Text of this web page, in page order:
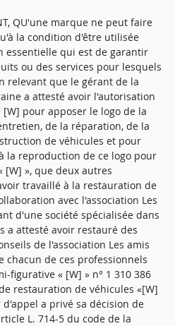
QU'une marque ne peut faire
la condition d'être utilisée
essentielle qui est de garantir
ou des services pour lesquels
relevant que le gérant de la
a attesté avoir l'autorisation
pour apposer le logo de la
de la réparation, de la
de véhicules et pour
la reproduction de ce logo pour
[W] », que deux autres
travaillé à la restauration de
avec l'association Les
d'une société spécialisée dans
a attesté avoir restauré des
de l'association Les amis
chacun de ces professionnels
figurative « [W] » n° 1 310 386
restauration de véhicules «[W]
a privé sa décision de
L. 714-5 du code de la